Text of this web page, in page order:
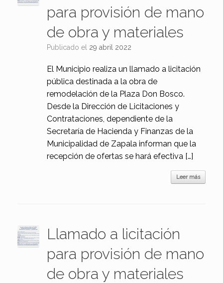
para provisión de mano
de obra y materiales
Publicado el 29 abril 2022
El Municipio realiza un llamado a licitación
pública destinada a la obra de
remodelación de la Plaza Don Bosco.
Desde la Dirección de Licitaciones y
Contrataciones, dependiente de la
Secretaría de Hacienda y Finanzas de la
Municipalidad de Zapala informan que la
recepción de ofertas se hará efectiva […]
Leer más
Llamado a licitación
para provisión de mano
de obra y materiales